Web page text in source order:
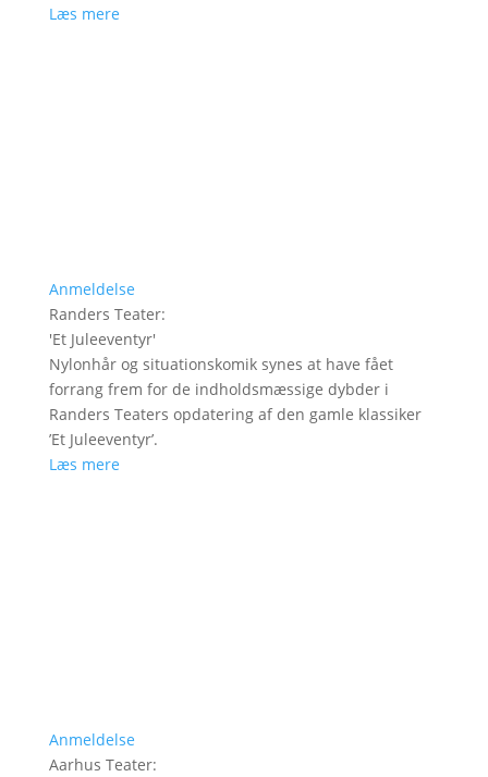
Læs mere
Anmeldelse
Randers Teater:
'Et Juleeventyr'
Nylonhår og situationskomik synes at have fået
forrang frem for de indholdsmæssige dybder i
Randers Teaters opdatering af den gamle klassiker
’Et Juleeventyr’.
Læs mere
Anmeldelse
Aarhus Teater: